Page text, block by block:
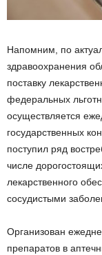
Напомним, по
здравоохранения
поставку
федеральных
осуществляется
государственных
поступил ряд
числе
лекарственного
сосудистыми
Организован
препаратов в